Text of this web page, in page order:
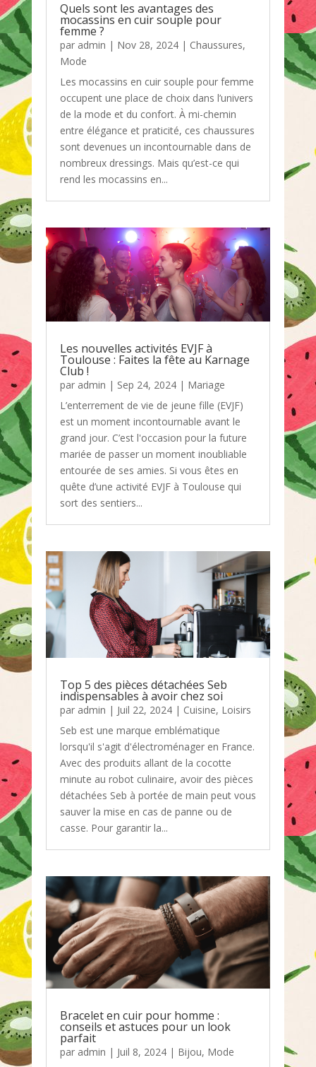
Quels sont les avantages des
mocassins en cuir souple pour
femme ?
par admin | Nov 28, 2024| Chaussures,
Mode
Les mocassins en cuir souple pour femme
occupent une place de choix dans l’univers
de la mode et du confort. À mi-chemin
entre élégance et praticité, ces chaussures
sont devenues un incontournable dans de
nombreux dressings. Mais qu’est-ce qui
rend les mocassins en...
Les nouvelles activités EVJF à
Toulouse : Faites la fête au Karnage
Club !
par admin | Sep 24, 2024| Mariage
L’enterrement de vie de jeune fille (EVJF)
est un moment incontournable avant le
grand jour. C’est l'occasion pour la future
mariée de passer un moment inoubliable
entourée de ses amies. Si vous êtes en
quête d’une activité EVJF à Toulouse qui
sort des sentiers...
Top 5 des pièces détachées Seb
indispensables à avoir chez soi
par admin | Juil 22, 2024| Cuisine, Loisirs
Seb est une marque emblématique
lorsqu'il s'agit d'électroménager en France.
Avec des produits allant de la cocotte
minute au robot culinaire, avoir des pièces
détachées Seb à portée de main peut vous
sauver la mise en cas de panne ou de
casse. Pour garantir la...
Bracelet en cuir pour homme :
conseils et astuces pour un look
parfait
par admin | Juil 8, 2024| Bijou, Mode